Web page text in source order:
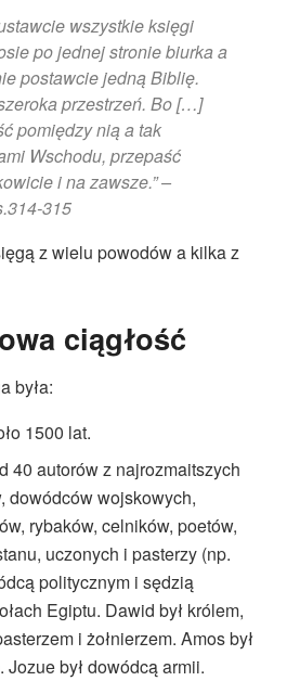
wszystkie księgi
po jednej stronie biurka a
postawcie jedną Biblię.
przestrzeń. Bo […]
pomiędzy nią a tak
Wschodu, przepaść
i na zawsze.” –
315
z wielu powodów a kilka z
ciągłość
była:
1500 lat.
40 autorów z najrozmaitszych
dowódców wojskowych,
rybaków, celników, poetów,
uczonych i pasterzy (np.
politycznym i sędzią
Egiptu. Dawid był królem,
i żołnierzem. Amos był
był dowódcą armii.